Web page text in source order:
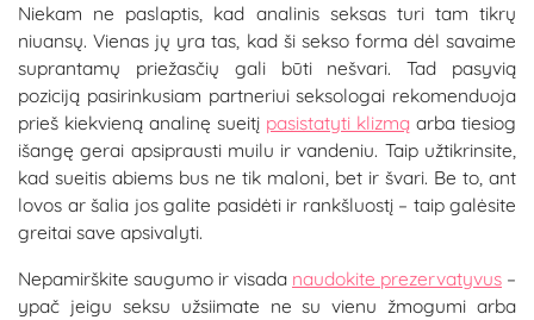
Niekam ne paslaptis, kad analinis seksas turi tam tikrų
niuansų. Vienas jų yra tas, kad ši sekso forma dėl savaime
suprantamų priežasčių gali būti nešvari. Tad pasyvią
poziciją pasirinkusiam partneriui seksologai rekomenduoja
prieš kiekvieną analinę sueitį pasistatyti klizmą arba tiesiog
išangę gerai apsiprausti muilu ir vandeniu. Taip užtikrinsite,
kad sueitis abiems bus ne tik maloni, bet ir švari. Be to, ant
lovos ar šalia jos galite pasidėti ir rankšluostį – taip galėsite
greitai save apsivalyti.
Nepamirškite saugumo ir visada naudokite prezervatyvus –
ypač jeigu seksu užsiimate ne su vienu žmogumi arba